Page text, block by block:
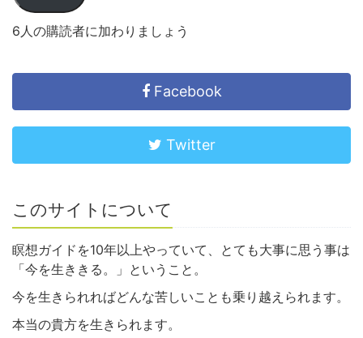
6人の購読者に加わりましょう
Facebook
Twitter
このサイトについて
瞑想ガイドを10年以上やっていて、とても大事に思う事は
「今を生ききる。」ということ。
今を生きられればどんな苦しいことも乗り越えられます。
本当の貴方を生きられます。